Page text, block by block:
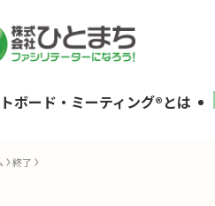
ボード・ミーティング®とは
終了